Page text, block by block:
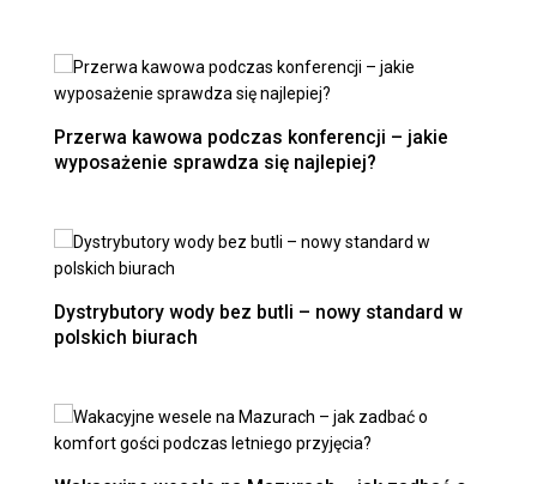
Przerwa kawowa podczas konferencji – jakie
wyposażenie sprawdza się najlepiej?
Dystrybutory wody bez butli – nowy standard w
polskich biurach